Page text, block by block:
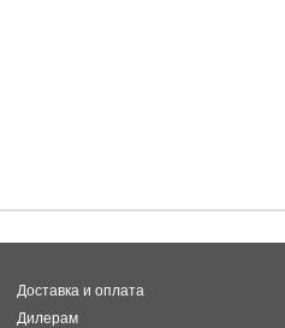
Доставка и оплата
Дилерам